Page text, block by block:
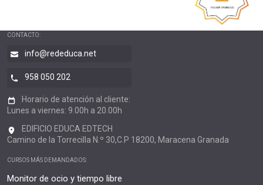
CONTACTO:
info@rededuca.net
958 050 202
Horario de atención al cliente:
Lunes a viernes: 9.00h a 20.00h
EDIFICIO EDUCA EDTECH
Camino de la Torrecilla N.º 30,C.P 18200, Maracena Granada
CURSOS MÁS DEMANDADOS:
Monitor de ocio y tiempo libre